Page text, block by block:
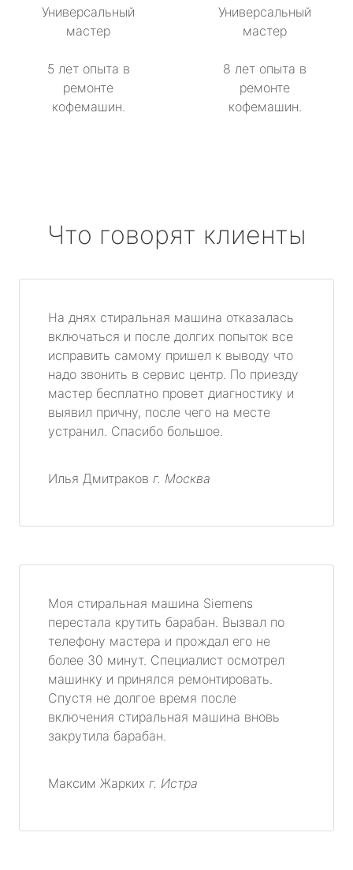
Универсальный
мастер
5 лет опыта в
ремонте
кофемашин.
Универсальный
мастер
8 лет опыта в
ремонте
кофемашин.
Что говорят клиенты
На днях стиральная машина отказалась
включаться и после долгих попыток все
исправить самому пришел к выводу что
надо звонить в сервис центр. По приезду
мастер бесплатно провет диагностику и
выявил причну, после чего на месте
устранил. Спасибо большое.
Илья Дмитраков г. Москва
Моя стиральная машина Siemens
перестала крутить барабан. Вызвал по
телефону мастера и прождал его не
более 30 минут. Специалист осмотрел
машинку и принялся ремонтировать.
Спустя не долгое время после
включения стиральная машина вновь
закрутила барабан.
Максим Жарких г. Истра